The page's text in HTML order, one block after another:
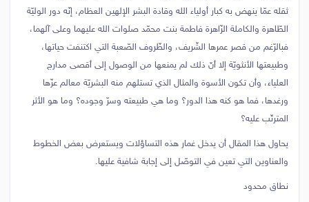
ثقله عمّا ينهض به كبار أولياء الله وقادة البشر الإلهين العظام، إنّه دور الوليّة
الطّاهرة والكاملة الزّاهرة فاطمة بنت محمّد صلوات الله عليهما وعلى آلهما،
فبالرّغم من قصر عمرها الشّريف، والظّروف الصّعبة التي اكتنفت حياتها،
وطبيعتها الأنثويّة إلا أنّ ذلك لم يمنعها من الوصول إلى أقصى مدارج
العلياء، وأن تكون الأسوة والمثال الذي تستلهم منه البشريّة معالم عزّها
ورغدها، فما هو كنه هذا الدور؟ وما هي طبيعته وسرّ وجوده؟ وما هو الأثر
المترتّب عليه؟
يحاول هذا المقال أن يدخل غمار هذه التساؤلات ويستعرض بعض الخطوط
والعناوين التي تعين في التوصّل إلى إجابة شافية عليها.
نطاق محدود